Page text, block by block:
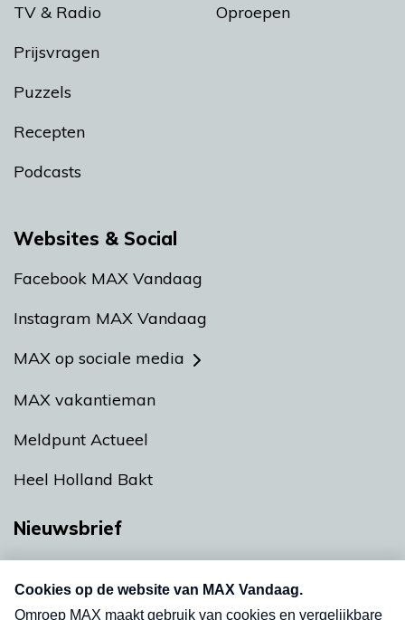
TV & Radio
Prijsvragen
Puzzels
Recepten
Podcasts
Oproepen
Websites & Social
Facebook MAX Vandaag
Instagram MAX Vandaag
MAX op sociale media
MAX vakantieman
Meldpunt Actueel
Heel Holland Bakt
Nieuwsbrief
nieuwsbrief. Elke vrijdag- en dinsdagochtend in
uw mailbox.